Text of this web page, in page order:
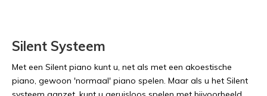
Silent Systeem
Met een Silent piano kunt u, net als met een akoestische
piano, gewoon 'normaal' piano spelen. Maar als u het Silent